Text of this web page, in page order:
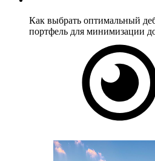
Как выбрать оптимальный
портфель для минимизации